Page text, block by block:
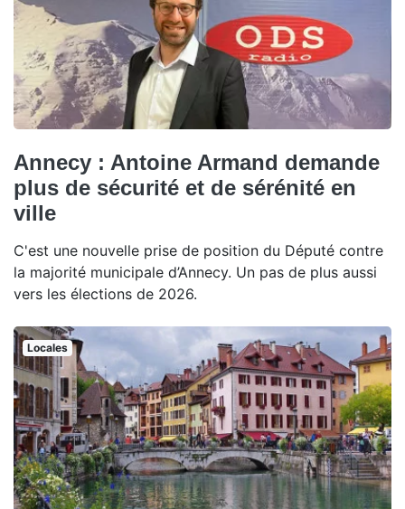
Annecy : Antoine Armand demande
plus de sécurité et de sérénité en
ville
C'est une nouvelle prise de position du Député contre
la majorité municipale d’Annecy. Un pas de plus aussi
vers les élections de 2026.
Locales